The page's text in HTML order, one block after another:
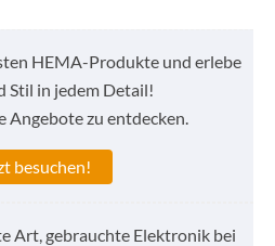
HEMA-Produkte und erlebe
Stil in jedem Detail!
Angebote zu entdecken.
besuchen!
Art, gebrauchte Elektronik bei